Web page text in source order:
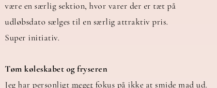
være en særlig sektion, hvor varer der er tæt på
udløbsdato sælges til en særlig attraktiv pris.
Super initiativ.
Tøm køleskabet og fryseren
Jeg har personligt meget fokus på ikke at smide mad ud.